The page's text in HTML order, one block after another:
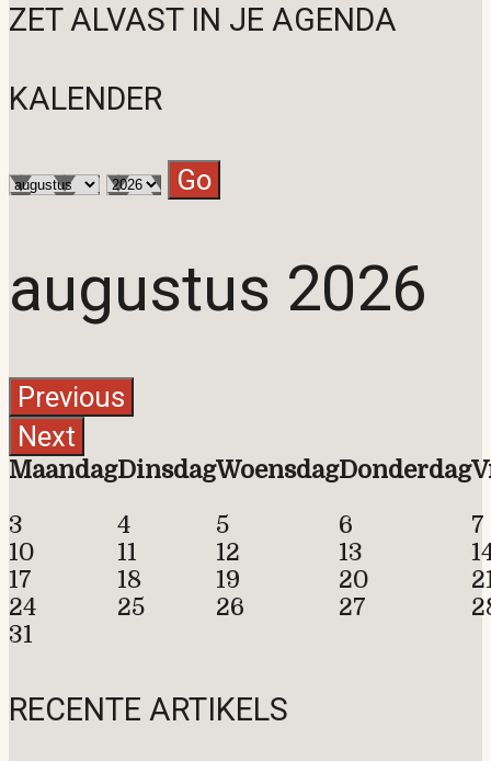
ZET ALVAST IN JE AGENDA
KALENDER
augustus 2026
MaandagDinsdagWoensdagDonderdag
3
4 5 6
7
10
11 12 13
17
18 19 20
24
25 26 27
31
RECENTE ARTIKELS